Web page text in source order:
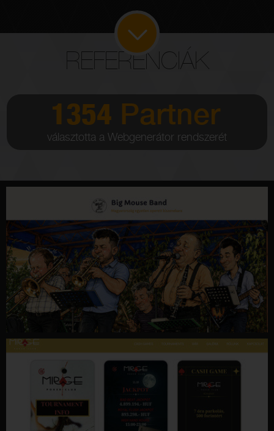
REFERENCIÁK
1354 Partner
választotta a Webgenerátor rendszerét